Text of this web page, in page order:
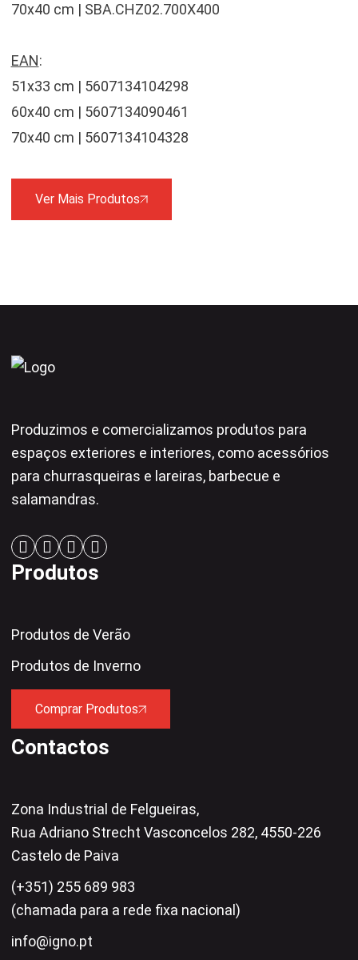
70x40 cm | SBA.CHZ02.700X400
EAN:
51x33 cm | 5607134104298
60x40 cm | 5607134090461
70x40 cm | 5607134104328
Ver Mais Produtos
Produzimos e comercializamos produtos para
espaços exteriores e interiores, como acessórios
para churrasqueiras e lareiras, barbecue e
salamandras.
Produtos
Produtos de Verão
Produtos de Inverno
Comprar Produtos
Contactos
Zona Industrial de Felgueiras,
Rua Adriano Strecht Vasconcelos 282, 4550-226
Castelo de Paiva
(+351) 255 689 983
(chamada para a rede fixa nacional)
info@igno.pt